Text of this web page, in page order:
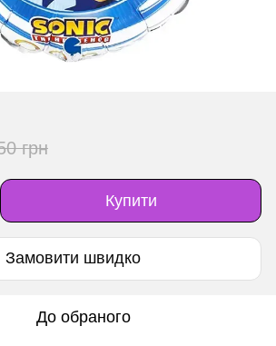
грн
Купити
Замовити швидко
До обраного